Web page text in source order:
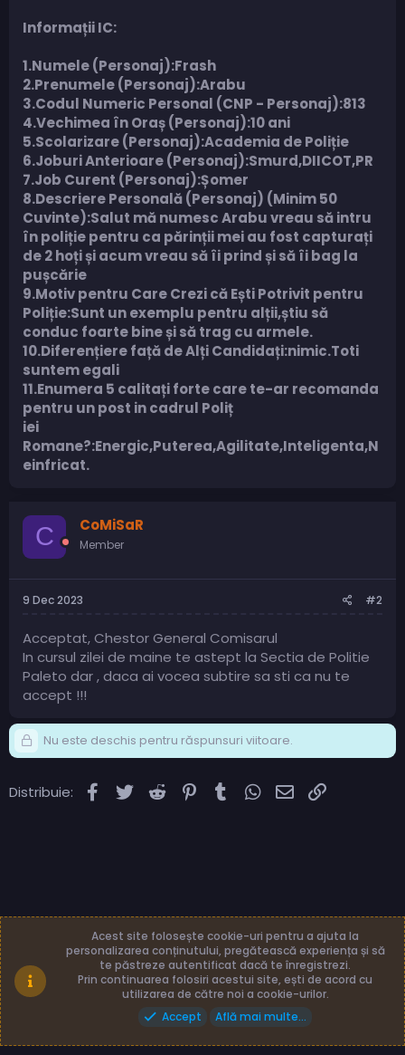
Informații IC:
1.Numele (Personaj):Frash
2.Prenumele (Personaj):Arabu
3.Codul Numeric Personal (CNP - Personaj):813
4.Vechimea în Oraș (Personaj):10 ani
5.Scolarizare (Personaj):Academia de Poliție
6.Joburi Anterioare (Personaj):Smurd,DIICOT,PR
7.Job Curent (Personaj):Șomer
8.Descriere Personală (Personaj) (Minim 50
Cuvinte):Salut mă numesc Arabu vreau să intru
în poliție pentru ca părinții mei au fost capturați
de 2 hoți și acum vreau să îi prind și să îi bag la
pușcărie
9.Motiv pentru Care Crezi că Ești Potrivit pentru
Poliție:Sunt un exemplu pentru alții,știu să
conduc foarte bine și să trag cu armele.
10.Diferențiere față de Alți Candidați:nimic.Toti
suntem egali
11.Enumera 5 calitați forte care te-ar recomanda
pentru un post in cadrul Poliț
iei
Romane?:Energic,Puterea,Agilitate,Inteligenta,N
einfricat.
C CoMiSaR
Member
9 Dec 2023 #2
Acceptat, Chestor General Comisarul
In cursul zilei de maine te astept la Sectia de Politie
Paleto dar , daca ai vocea subtire sa sti ca nu te
accept !!!
Nu este deschis pentru răspunsuri viitoare.
Distribuie: Facebook
TwitterReddit PinterestTumblrWhatsApp
Email
Română (RO)
Termeni și reguli
Politică de confidențialitate
Ajutor Acasă
Made with
Acest site folosește cookie-uri pentru a ajuta la
personalizarea conținutului, pregătească experiența și să
te păstreze autentificat dacă te înregistrezi.
Prin continuarea folosiri acestui site, ești de acord cu
utilizarea de către noi a cookie-urilor.
Accept
Află mai multe...